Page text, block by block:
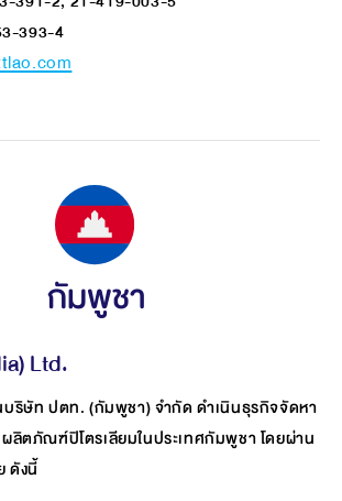
393-4
กัมพูชา
Ltd.
บริษัท ปตท. (กัมพูชา) จำกัด ดำเนินธุรกิจจัดหา
ผลิตภัณฑ์ปิโตรเลียมในประเทศกัมพูชา โดยผ่าน
ดังนี้